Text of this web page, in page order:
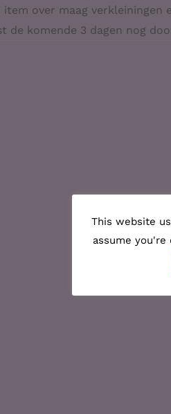
over maag
de komende 3 dagen nog
This website
assume